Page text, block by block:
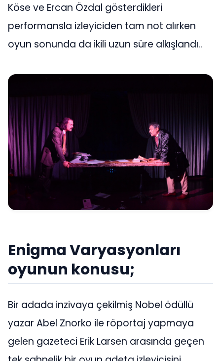
Köse ve Ercan Özdal gösterdikleri
performansla izleyiciden tam not alırken
oyun sonunda da ikili uzun süre alkışlandı..
Enigma Varyasyonları
oyunun konusu;
Bir adada inzivaya çekilmiş Nobel ödüllü
yazar Abel Znorko ile röportaj yapmaya
gelen gazeteci Erik Larsen arasında geçen